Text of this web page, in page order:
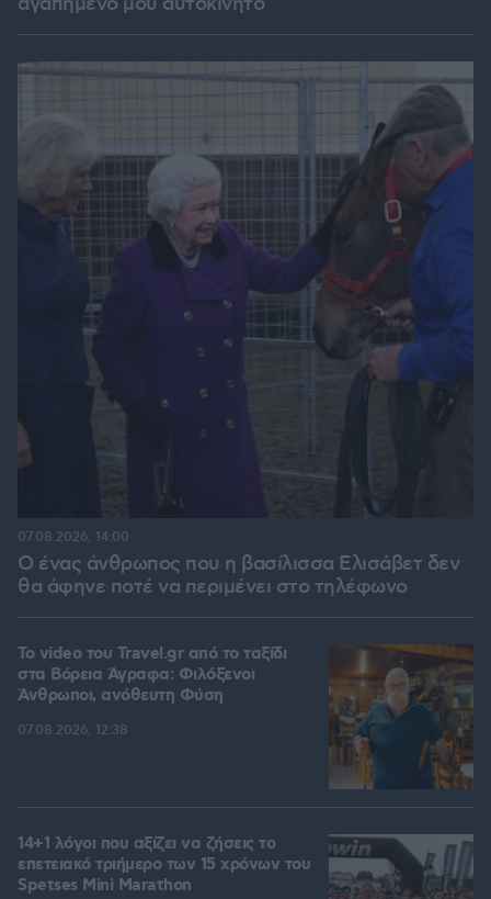
Ο ένας άνθρωπος που η βασίλισσα Ελισάβετ δεν
θα άφηνε ποτέ να περιμένει στο τηλέφωνο
07.08.2026, 14:00
To video του Travel.gr από το ταξίδι
στα Βόρεια Άγραφα: Φιλόξενοι
Άνθρωποι, ανόθευτη Φύση
07.08.2026, 12:38
14+1 λόγοι που αξίζει να ζήσεις το
επετειακό τριήμερο των 15 χρόνων του
Spetses Mini Marathon